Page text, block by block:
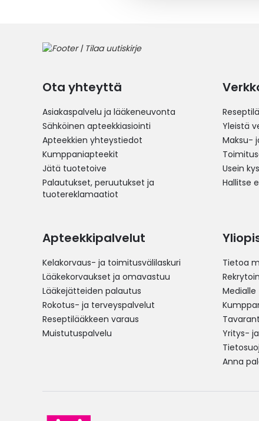
Ota yhteyttä
Asiakaspalvelu ja lääkeneuvonta
Sähköinen apteekkiasiointi
Apteekkien yhteystiedot
Kumppaniapteekit
Jätä tuotetoive
Palautukset, peruutukset ja
tuotereklamaatiot
Yleistä
Maksu-
Usein
Hallitse
Apteekkipalvelut
Kelakorvaus- ja toimitusvälilaskuri
Lääkekorvaukset ja omavastuu
Lääkejätteiden palautus
Rokotus- ja terveyspalvelut
Reseptilääkkeen varaus
Muistutuspalvelu
Tietoa
Medialle
Yritys-
Anna